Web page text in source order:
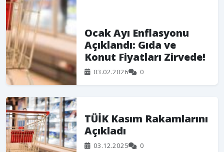
Ocak Ayı Enflasyonu
Açıklandı: Gıda ve
Konut Fiyatları Zirvede!
03.02.2026 0
TÜİK Kasım Rakamlarını
Açıkladı
03.12.2025 0